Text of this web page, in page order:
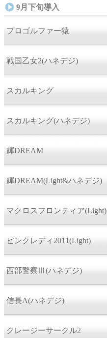
9月下旬導入
プロゴルファー猿
戦国乙女2(ハネデジ)
スカルキング
スカルキング(ハネデジ)
輝DREAM
輝DREAM(Light&ハネデジ)
マクロスフロンティア(Light)
ピンクレディ2011(Light)
西部警察Ⅲ(ハネデジ)
信長A(ハネデジ)
クレージーサークル2